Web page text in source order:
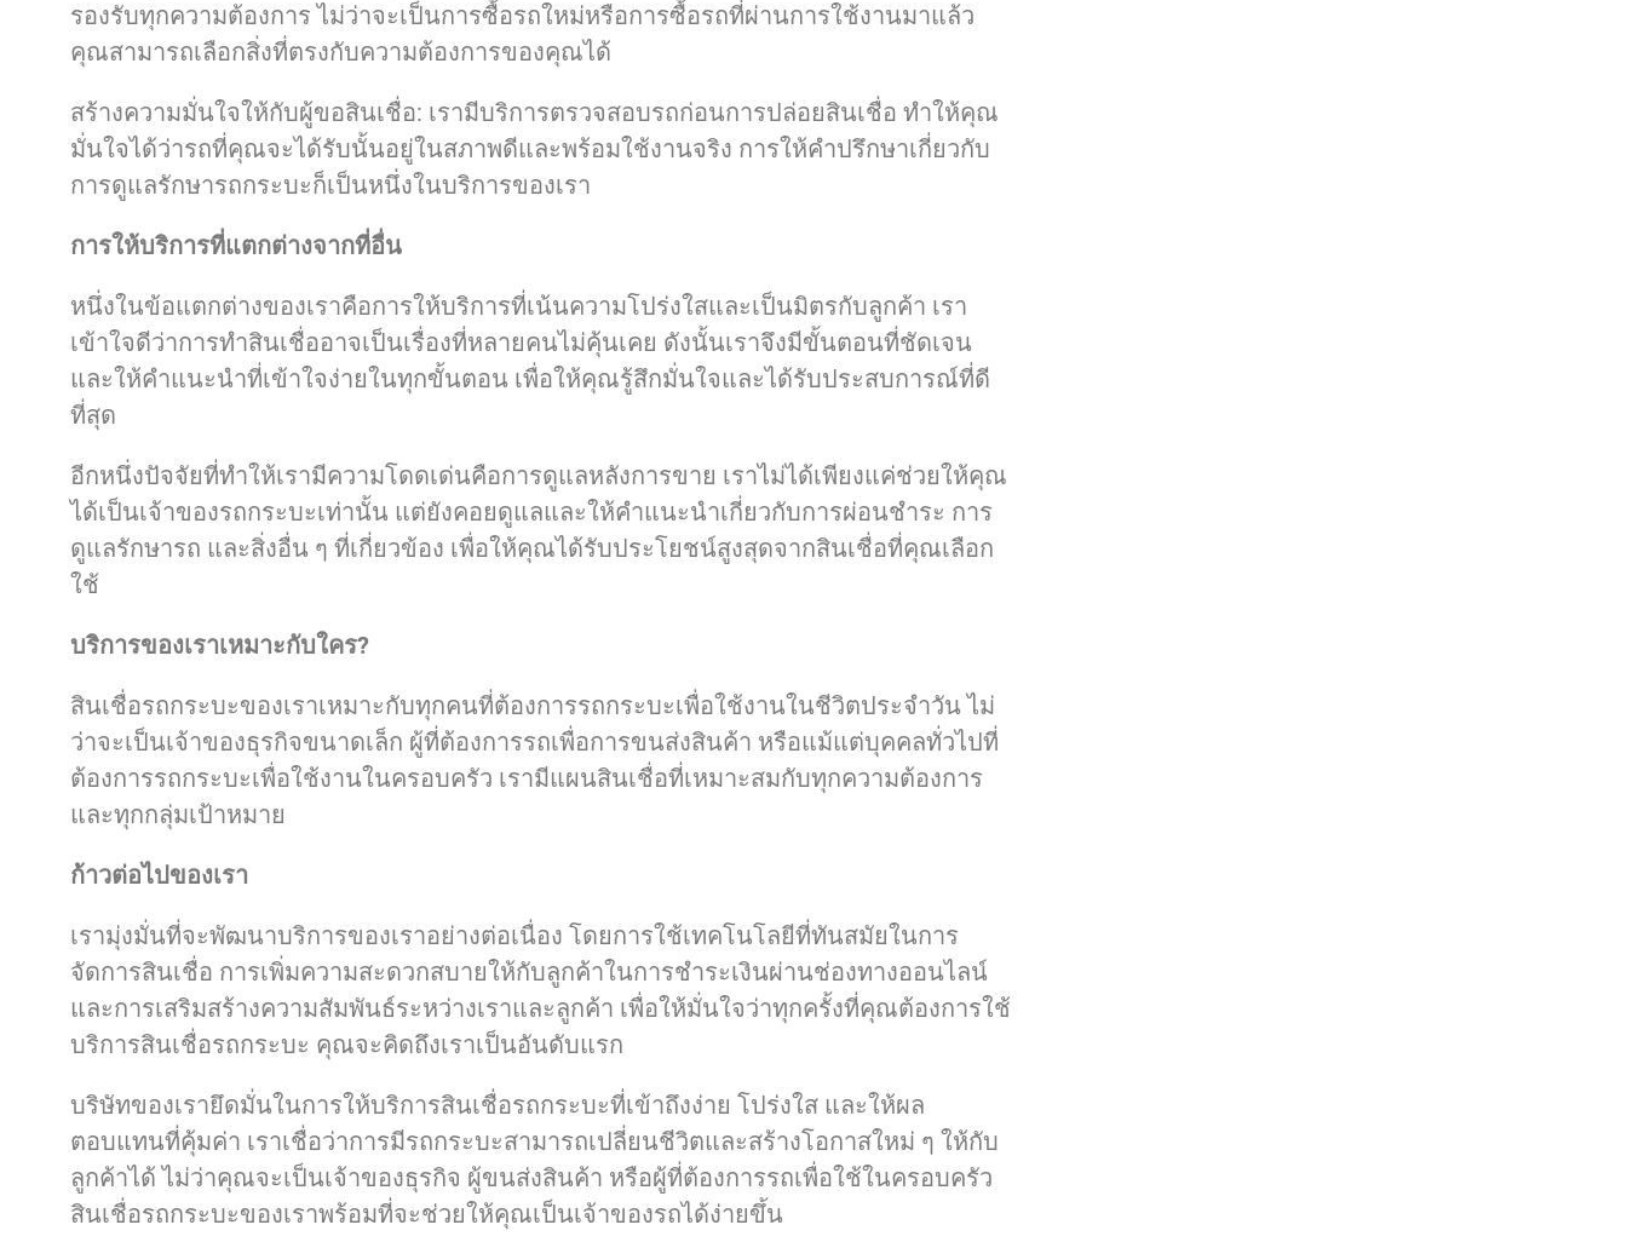
รองรับทุกความต้องการ ไม่ว่าจะเป็นการซื้อรถใหม่หรือการซื้อรถที่ผ่านการใช้งานมาแล้ว
คุณสามารถเลือกสิ่งที่ตรงกับความต้องการของคุณได้
สร้างความมั่นใจให้กับผู้ขอสินเชื่อ: เรามีบริการตรวจสอบรถก่อนการปล่อยสินเชื่อ ทำให้คุณ
มั่นใจได้ว่ารถที่คุณจะได้รับนั้นอยู่ในสภาพดีและพร้อมใช้งานจริง การให้คำปรึกษาเกี่ยวกับ
การดูแลรักษารถกระบะก็เป็นหนึ่งในบริการของเรา
การให้บริการที่แตกต่างจากที่อื่น
หนึ่งในข้อแตกต่างของเราคือการให้บริการที่เน้นความโปร่งใสและเป็นมิตรกับลูกค้า เรา
เข้าใจดีว่าการทำสินเชื่ออาจเป็นเรื่องที่หลายคนไม่คุ้นเคย ดังนั้นเราจึงมีขั้นตอนที่ชัดเจน
และให้คำแนะนำที่เข้าใจง่ายในทุกขั้นตอน เพื่อให้คุณรู้สึกมั่นใจและได้รับประสบการณ์ที่ดี
ที่สุด
อีกหนึ่งปัจจัยที่ทำให้เรามีความโดดเด่นคือการดูแลหลังการขาย เราไม่ได้เพียงแค่ช่วยให้คุณ
ได้เป็นเจ้าของรถกระบะเท่านั้น แต่ยังคอยดูแลและให้คำแนะนำเกี่ยวกับการผ่อนชำระ การ
ดูแลรักษารถ และสิ่งอื่น ๆ ที่เกี่ยวข้อง เพื่อให้คุณได้รับประโยชน์สูงสุดจากสินเชื่อที่คุณเลือก
ใช้
บริการของเราเหมาะกับใคร?
สินเชื่อรถกระบะของเราเหมาะกับทุกคนที่ต้องการรถกระบะเพื่อใช้งานในชีวิตประจำวัน ไม่
ว่าจะเป็นเจ้าของธุรกิจขนาดเล็ก ผู้ที่ต้องการรถเพื่อการขนส่งสินค้า หรือแม้แต่บุคคลทั่วไปที่
ต้องการรถกระบะเพื่อใช้งานในครอบครัว เรามีแผนสินเชื่อที่เหมาะสมกับทุกความต้องการ
และทุกกลุ่มเป้าหมาย
ก้าวต่อไปของเรา
เรามุ่งมั่นที่จะพัฒนาบริการของเราอย่างต่อเนื่อง โดยการใช้เทคโนโลยีที่ทันสมัยในการ
จัดการสินเชื่อ การเพิ่มความสะดวกสบายให้กับลูกค้าในการชำระเงินผ่านช่องทางออนไลน์
และการเสริมสร้างความสัมพันธ์ระหว่างเราและลูกค้า เพื่อให้มั่นใจว่าทุกครั้งที่คุณต้องการใช้
บริการสินเชื่อรถกระบะ คุณจะคิดถึงเราเป็นอันดับแรก
บริษัทของเรายึดมั่นในการให้บริการสินเชื่อรถกระบะที่เข้าถึงง่าย โปร่งใส และให้ผล
ตอบแทนที่คุ้มค่า เราเชื่อว่าการมีรถกระบะสามารถเปลี่ยนชีวิตและสร้างโอกาสใหม่ ๆ ให้กับ
ลูกค้าได้ ไม่ว่าคุณจะเป็นเจ้าของธุรกิจ ผู้ขนส่งสินค้า หรือผู้ที่ต้องการรถเพื่อใช้ในครอบครัว
สินเชื่อรถกระบะของเราพร้อมที่จะช่วยให้คุณเป็นเจ้าของรถได้ง่ายขึ้น